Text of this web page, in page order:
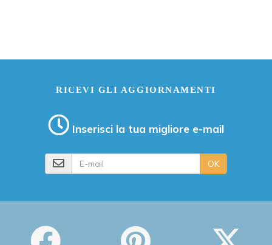
RICEVI GLI AGGIORNAMENTI
Inserisci la tua migliore e-mail
OK